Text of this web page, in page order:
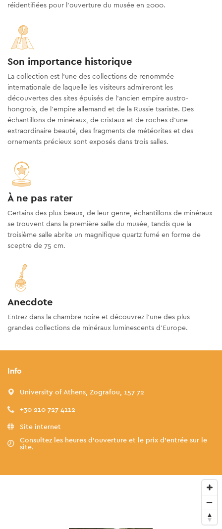
réidentifiées pour l'ouverture du musée en 2000.
Son importance historique
La collection est l’une des collections de renommée
internationale de laquelle les visiteurs admireront les
découvertes des sites épuisés de l’ancien empire austro-
hongrois, de l’empire allemand et de la Russie tsariste. Des
échantillons de minéraux, de cristaux et de roches d'une
extraordinaire beauté, des fragments de météorites et des
ornements précieux sont exposés dans trois salles.
À ne pas rater
Certains des plus beaux, de leur genre, échantillons de minéraux
se trouvent dans la première salle du musée, tandis que la
troisième salle abrite un magnifique quartz fumé en forme de
sceptre de 75 cm.
Anecdote
Entrez dans la chambre noire et découvrez l’une des plus
grandes collections de minéraux luminescents d’Europe.
Info
University of Athens, Zografou, 157 72
+30 210 727 4112
Site internet
Consultez les heures d'ouverture et le prix d'entrée sur le
site.